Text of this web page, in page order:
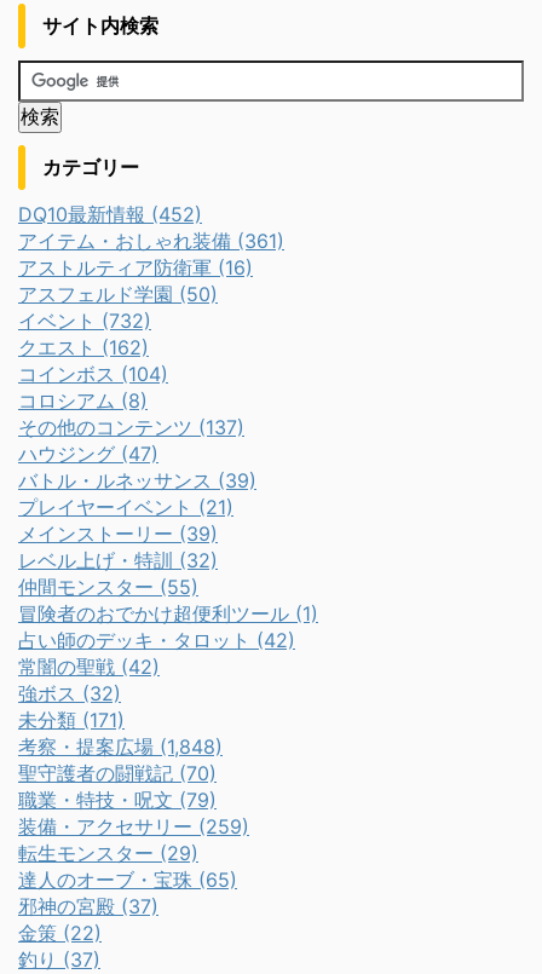
サイト内検索
カテゴリー
DQ10最新情報 (452)
アイテム・おしゃれ装備 (361)
アストルティア防衛軍 (16)
アスフェルド学園 (50)
イベント (732)
クエスト (162)
コインボス (104)
コロシアム (8)
その他のコンテンツ (137)
ハウジング (47)
バトル・ルネッサンス (39)
プレイヤーイベント (21)
メインストーリー (39)
レベル上げ・特訓 (32)
仲間モンスター (55)
冒険者のおでかけ超便利ツール (1)
占い師のデッキ・タロット (42)
常闇の聖戦 (42)
強ボス (32)
未分類 (171)
考察・提案広場 (1,848)
聖守護者の闘戦記 (70)
職業・特技・呪文 (79)
装備・アクセサリー (259)
転生モンスター (29)
達人のオーブ・宝珠 (65)
邪神の宮殿 (37)
金策 (22)
釣り (37)